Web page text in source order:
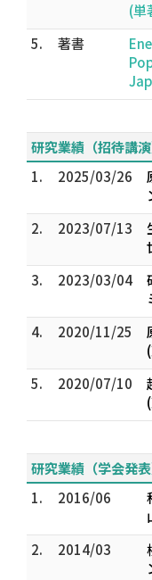
(単
5.
著書
研究業績（招待講演
1.
2025/03/26
2.
2023/07/13
3.
2023/03/04
4.
2020/11/25
5.
2020/07/10
研究業績（学会発表
1.
2016/06
2.
2014/03